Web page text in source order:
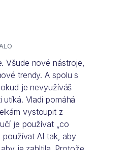
Všude nové nástroje,
trendy. A spolu s
je nevyužíváš
Vladi pomáhá
vystoupit z
je používat „co
používat AI tak, aby